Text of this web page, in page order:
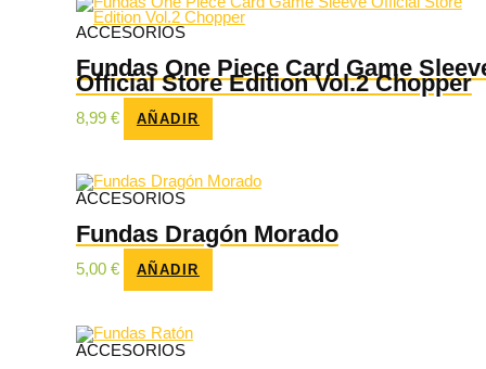
ACCESORIOS
Fundas One Piece Card Game
Official Store Edition Vol.2 Chopper
8,99 € AÑADIR
ACCESORIOS
Fundas Dragón Morado
5,00 € AÑADIR
ACCESORIOS